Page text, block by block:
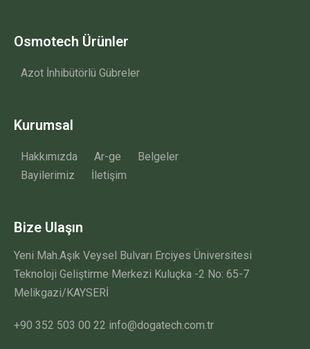
Osmotech Ürünler
Azot İnhibütörlü Gübreler
Kurumsal
Hakkımızda Ar-ge
Belgeler
Bayilerimiz
İletişim
Bize Ulaşın
Yeni Mah.Aşık Veysel Bulvarı Erciyes Üniversitesi
Teknoloji Geliştirme Merkezi Kuluçka -2 No: 65-7
Melikgazi/KAYSERİ
+90 352 503 00 22 info@dogatech.com.tr